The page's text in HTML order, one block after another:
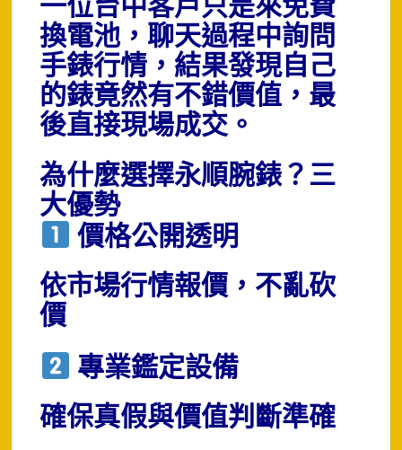
換電池，聊天過程中詢問
手錶行情，結果發現自己
的錶竟然有不錯價值，最
後直接現場成交。
為什麼選擇永順腕錶？三
大優勢
價格公開透明
依市場行情報價，不亂砍
價
專業鑑定設備
確保真假與價值判斷準確